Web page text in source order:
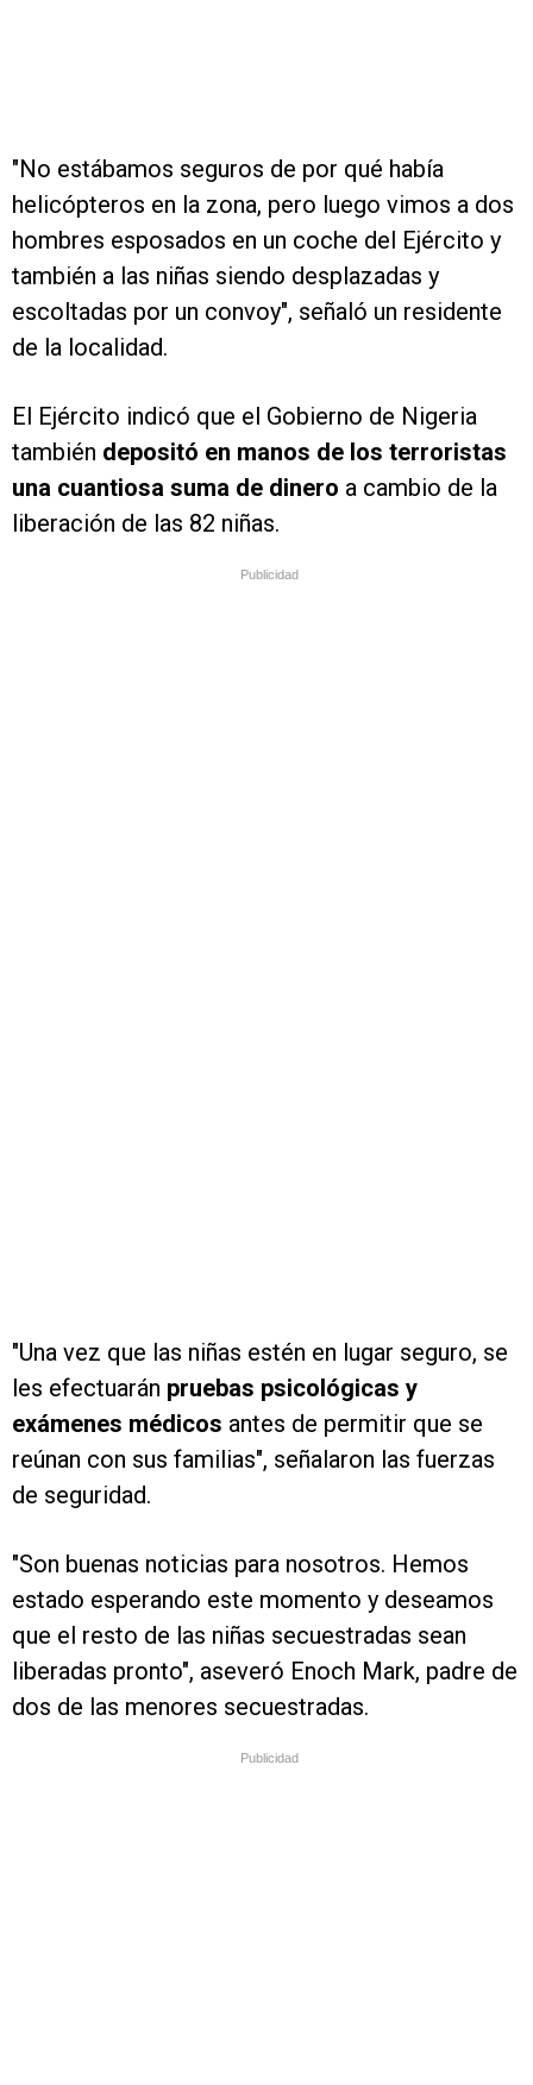
"No estábamos seguros de por qué había
helicópteros en la zona, pero luego vimos a dos
hombres esposados en un coche del Ejército y
también a las niñas siendo desplazadas y
escoltadas por un convoy", señaló un residente
de la localidad.
El Ejército indicó que el Gobierno de Nigeria
también depositó en manos de los terroristas
una cuantiosa suma de dinero a cambio de la
liberación de las 82 niñas.
Publicidad
"Una vez que las niñas estén en lugar seguro, se
les efectuarán pruebas psicológicas y
exámenes médicos antes de permitir que se
reúnan con sus familias", señalaron las fuerzas
de seguridad.
"Son buenas noticias para nosotros. Hemos
estado esperando este momento y deseamos
que el resto de las niñas secuestradas sean
liberadas pronto", aseveró Enoch Mark, padre de
dos de las menores secuestradas.
Publicidad